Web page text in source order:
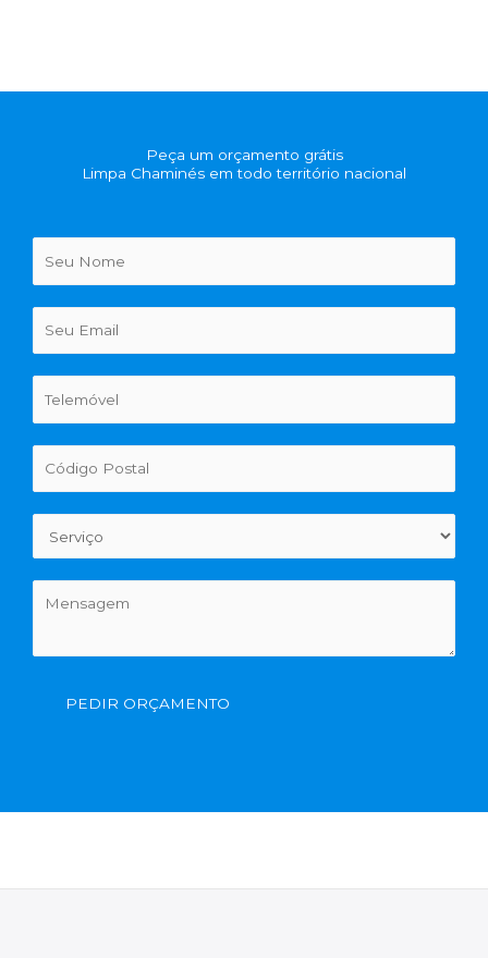
Peça um orçamento grátis
Limpa Chaminés em todo território nacional
PEDIR ORÇAMENTO